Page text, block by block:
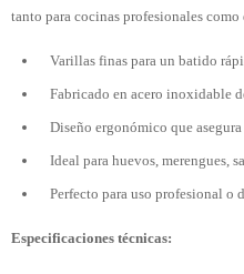
tanto para cocinas profesionales como
Varillas finas para un batido
Fabricado en acero inoxidable
Diseño ergonómico que
Ideal para huevos, merengues,
Perfecto para uso profesional o
Especificaciones técnicas: